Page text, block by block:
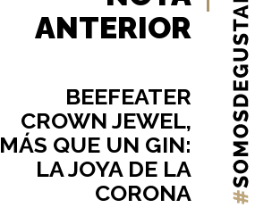
ANTERIOR
BEEFEATER
CROWN JEWEL,
MÁS QUE UN GIN:
LA JOYA DE LA
CORONA